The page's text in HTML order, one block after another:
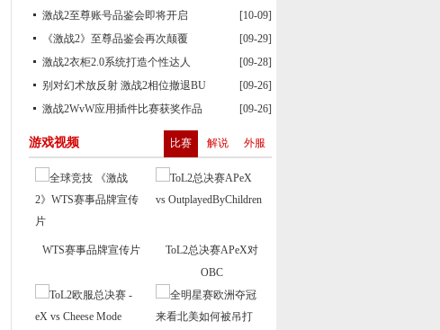
[10-09]
激战2至尊账号品鉴会即将开启
[09-29]
《激战2》至尊品鉴会再次颠覆
[09-28]
激战2衣柜2.0系统打造个性达人
[09-26]
别对幻术放反射 激战2相位撤退BU
[09-26]
激战2WvW应用插件比赛获奖作品
比赛 解说 外服
游戏视频
WTS赛事品牌宣传片
ToL2总决赛APeX对
OBC